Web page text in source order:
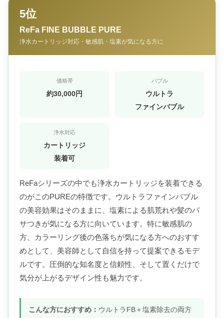
5位
ReFa FINE BUBBLE PURE
浄水カートリッジ対応・敏感肌・塩素が気になる方に
価格帯
約30,000円
バブル
ウルトラ
ファインバブル
浄水対応
カートリッジ
装着可
ReFaシリーズの中でも浄水カートリッジを装着できる
のがこのPUREの特徴です。ウルトラファインバブル
の美容効果はそのままに、塩素による肌荒れや髪のパ
サつきが気になる方に向いています。特に敏感肌の
方、カラーリング後の色落ちが気になる方へのおすす
めとして、美容師として自信を持って提案できるモデ
ルです。圧倒的な知名度と信頼性、そして置くだけで
気分が上がるデザイン性も魅力です。
こんな方におすすめ： ウルトラFB＋塩素除去の両方